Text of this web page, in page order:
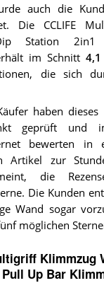
auch die
Die
CCLIFE
Dip Station
im Schnitt4,1
die sich
haben
geprüft und
bewerten in
Artikel zur
die
Die Kunden
Wand sogar
möglichen
Klimmzug
Up Bar